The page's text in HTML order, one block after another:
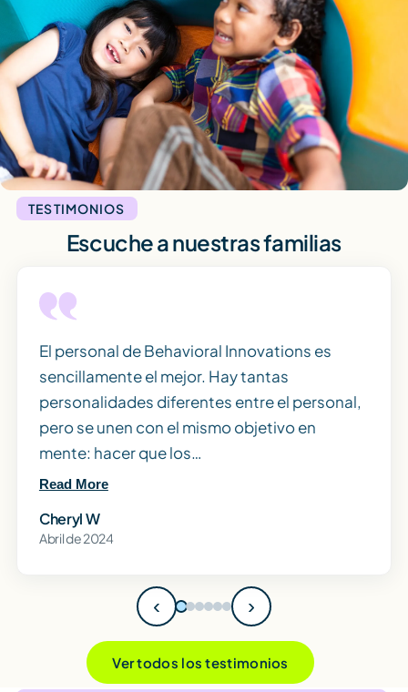
TESTIMONIOS
Escuche a nuestras familias
El personal de Behavioral Innovations es
sencillamente el mejor. Hay tantas
personalidades diferentes entre el personal,
pero se unen con el mismo objetivo en
mente: hacer que los…
Read More
Cheryl W
Abril de 2024
‹ ›
Ver todos los testimonios